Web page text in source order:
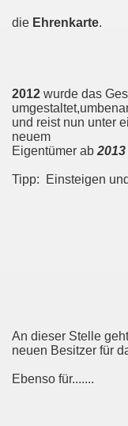
die Ehrenkarte.
2012 wurde das
und reist nun unter
neuem
Eigentümer ab 2013
Tipp: Einsteigen
An dieser Stelle
neuen Besitzer für
Ebenso für.......